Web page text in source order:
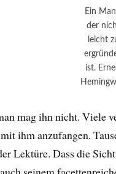
Ein
der
leicht
ist.
mag ihn nicht. Viele
ihm anzufangen.
Lektüre. Dass die